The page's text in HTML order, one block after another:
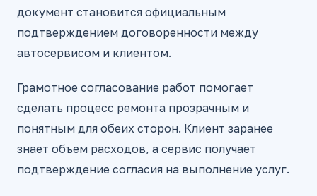
документ становится официальным
подтверждением договоренности между
автосервисом и клиентом.
Грамотное согласование работ помогает
сделать процесс ремонта прозрачным и
понятным для обеих сторон. Клиент заранее
знает объем расходов, а сервис получает
подтверждение согласия на выполнение услуг.